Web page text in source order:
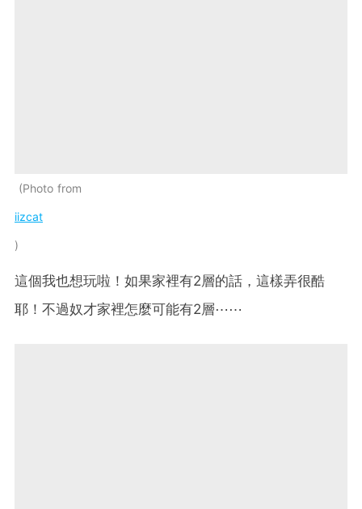
Photo from
iizcat
這個我也想玩啦！如果家裡有2層的話，這樣弄很酷
耶！不過奴才家裡怎麼可能有2層⋯⋯